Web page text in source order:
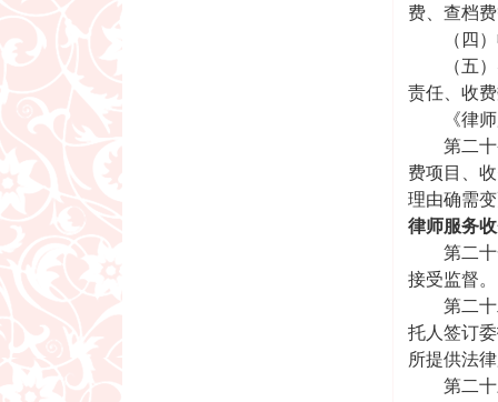
费、查档
（四）
（五）实
责任、收
《律师服
第二十条
费项目、
理由确需
律师服务
第二十一
接受监督。
第二十二
托人签订
所提供法
第二十三